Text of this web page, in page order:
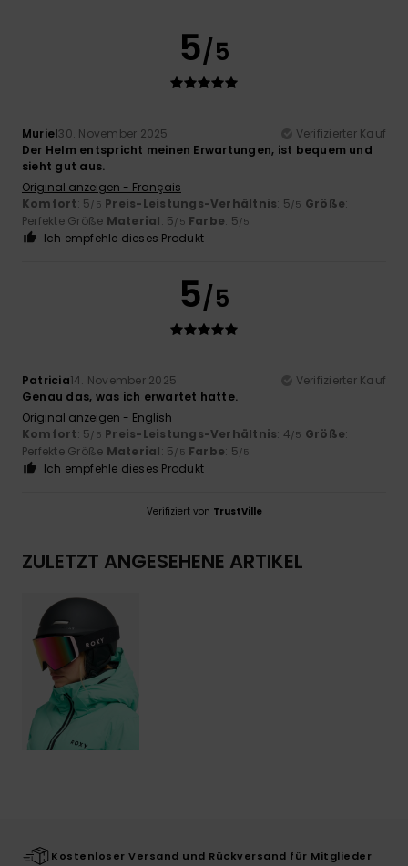
5/5
Muriel30. November 2025
Verifizierter Kauf
Der Helm entspricht meinen Erwartungen, ist bequem und
sieht gut aus.
Original anzeigen - Français
Komfort: 5/5 Preis-Leistungs-Verhältnis: 5/5 Größe:
Perfekte Größe Material: 5/5 Farbe: 5/5
Ich empfehle dieses Produkt
5/5
Patricia14. November 2025
Verifizierter Kauf
Genau das, was ich erwartet hatte.
Original anzeigen - English
Komfort: 5/5 Preis-Leistungs-Verhältnis: 4/5 Größe:
Perfekte Größe Material: 5/5 Farbe: 5/5
Ich empfehle dieses Produkt
Verifiziert von TrustVille
ZULETZT ANGESEHENE ARTIKEL
Kostenloser Versand und Rückversand für Mitglieder